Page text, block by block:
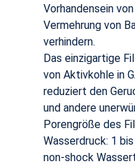
Vorhandensein
Vermehrung von
verhindern.
Das einzigartige
von Aktivkohle in
reduziert den
und andere
Porengröße des
Wasserdruck: 1
non-shock